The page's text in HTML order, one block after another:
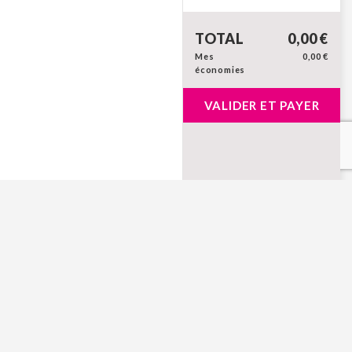
avec les réglementations. Personnalisez vos
TOTAL 0,00 €
Mes
économies
0,00 €
VALIDER ET PAYER